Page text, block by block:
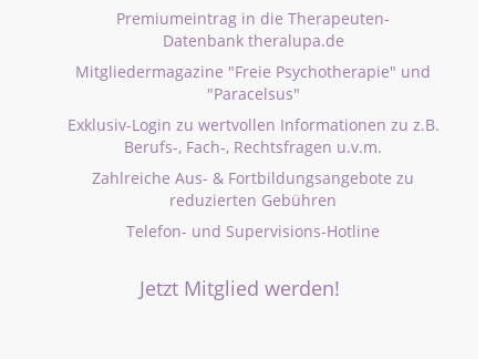
Premiumeintrag in die Therapeuten-
Datenbank theralupa.de
Mitgliedermagazine "Freie Psychotherapie" und
"Paracelsus"
Exklusiv-Login zu wertvollen Informationen zu z.B.
Berufs-, Fach-, Rechtsfragen u.v.m.
Zahlreiche Aus- & Fortbildungsangebote zu
reduzierten Gebühren
Telefon- und Supervisions-Hotline
Jetzt Mitglied werden!